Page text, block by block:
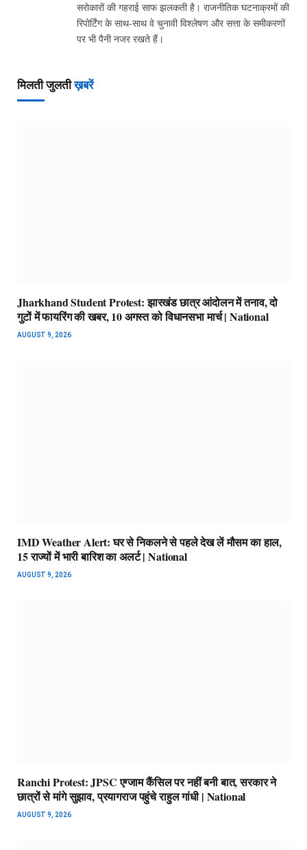
सरोकारों की गहराई साफ झलकती है। राजनीतिक घटनाक्रमों की
रिपोर्टिंग के साथ-साथ वे चुनावी विश्लेषण और सत्ता के समीकरणों
पर भी पैनी नजर रखते हैं।
मिलती जुलतीख़बरें
Jharkhand Student Protest: झारखंड छात्र आंदोलन में तनाव, दो
गुटों में फायरिंग की खबर, 10 अगस्त को विधानसभा मार्च | National
AUGUST 9, 2026
IMD Weather Alert: घर से निकलने से पहले देख लें मौसम का हाल,
15 राज्यों में भारी बारिश का अलर्ट | National
AUGUST 9, 2026
Ranchi Protest: JPSC एग्जाम कैंसिल पर नहीं बनी बात, सरकार ने
छात्रों से मांगे सुझाव, प्रयागराज पहुंचे राहुल गांधी | National
AUGUST 9, 2026